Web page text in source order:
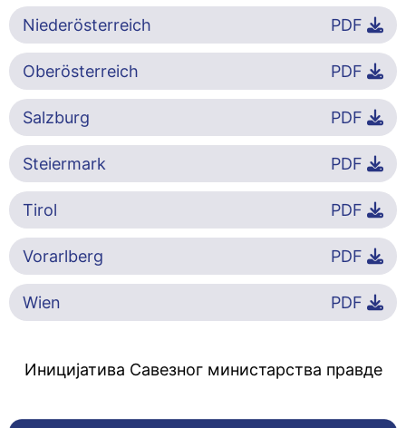
Niederösterreich PDF
Oberösterreich PDF
Salzburg PDF
Steiermark PDF
Tirol PDF
Vorarlberg PDF
Wien PDF
Иницијатива Савезног министарства правде